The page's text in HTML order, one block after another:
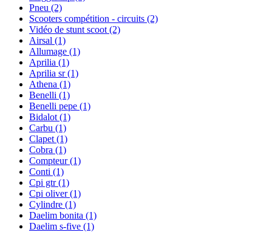
Pneu (2)
Scooters compétition - circuits (2)
Vidéo de stunt scoot (2)
Airsal (1)
Allumage (1)
Aprilia (1)
Aprilia sr(1)
Athena (1)
Benelli (1)
Benelli pepe (1)
Bidalot (1)
Carbu (1)
Clapet (1)
Cobra (1)
Compteur(1)
Conti (1)
Cpi gtr(1)
Cpi oliver(1)
Cylindre (1)
Daelim bonita (1)
Daelim s-five (1)